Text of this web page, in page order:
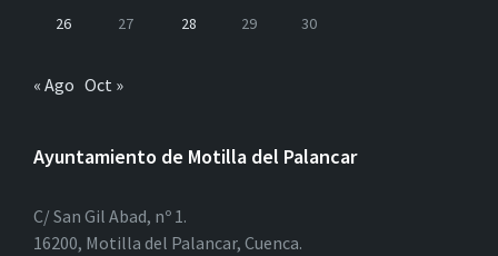
26
27 28 29 30
« Ago Oct »
Ayuntamiento de Motilla del Palancar
C/ San Gil Abad, nº 1.
16200, Motilla del Palancar, Cuenca.